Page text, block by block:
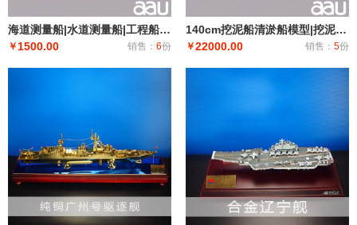
海道测量船|水道测量船|工程船布缆船|海巡08海道测量船模型工艺船航模纪念摆件展览收藏品送礼
￥ 1500.00 销售： 6份
140cm挖泥船清淤船模型|挖泥船模型仿真摆件|工程船模制作礼品个人收藏天鲸号挖泥船
￥22000.00 销售： 5份